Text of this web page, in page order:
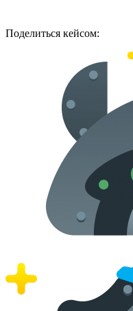
Поделиться кейсом: